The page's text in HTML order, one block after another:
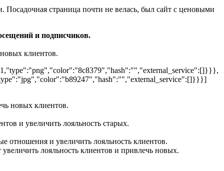
страница почти не велась, был сайт с ценовыми
и подписчиков.
клиентов.
новых клиентов.
и увеличить лояльность старых.
отношения и увеличить лояльность клиентов.
лояльность клиентов и привлечь новых.